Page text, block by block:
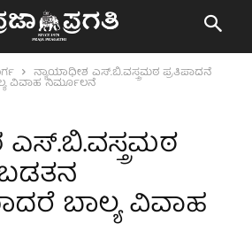
ನ್ಯಾಯಾಧೀಶ ಎಸ್.ಬಿ.ವಸ್ತ್ರಮಠ ಪ್ರತಿಪಾದನೆ
ವಿವಾಹ ನಿರ್ಮೂಲನೆ
ಬಾಲ್ಯ ವಿವಾಹ